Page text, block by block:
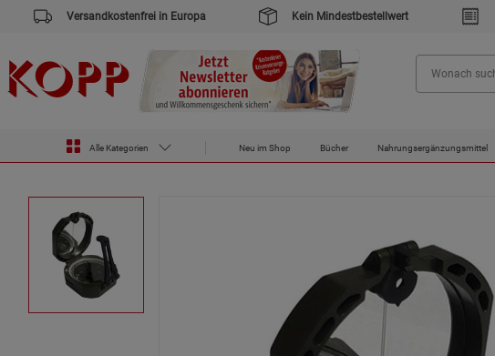
Versandkostenfrei in Europa Kein Mindestbestellwert
Alle Kategorien Neu im Shop Bücher Nahrungsergänzungsmittel
Zur Startseite des Kopp Verlag Online-Shop
Outdoor & Survival Kompass M2